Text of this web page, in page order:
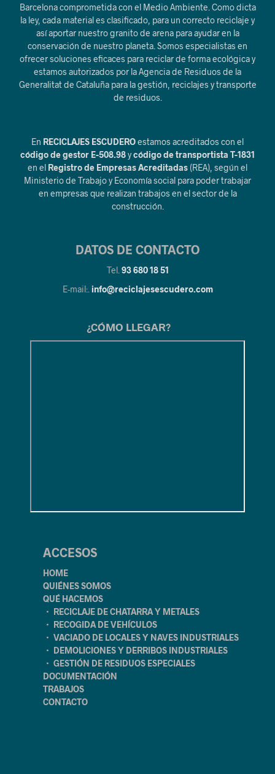
Barcelona comprometida con el Medio Ambiente. Como dicta
la ley, cada material es clasificado, para un correcto reciclaje y
así aportar nuestro granito de arena para ayudar en la
conservación de nuestro planeta. Somos especialistas en
ofrecer soluciones eficaces para reciclar de forma ecológica y
estamos autorizados por la Agencia de Residuos de la
Generalitat de Cataluña para la gestión, reciclajes y transporte
de residuos.
En RECICLAJES ESCUDEROestamos acreditados con el
código de gestor E-508.98ycódigo de transportista T-1831
en el Registro de Empresas Acreditadas (REA), según el
Ministerio de Trabajo y Economía social para poder trabajar
en empresas que realizan trabajos en el sector de la
construcción.
DATOS DE CONTACTO
Tel. 93 680 18 51
E-mail:. info@reciclajesescudero.com
¿CÓMO LLEGAR?
ACCESOS
HOME
QUIÉNES SOMOS
QUÉ HACEMOS
・ RECICLAJE DE CHATARRA Y METALES
・ RECOGIDA DE VEHÍCULOS
・ VACIADO DE LOCALES Y NAVES INDUSTRIALES
・ DEMOLICIONES Y DERRIBOS INDUSTRIALES
・ GESTIÓN DE RESIDUOS ESPECIALES
DOCUMENTACIÓN
TRABAJOS
CONTACTO